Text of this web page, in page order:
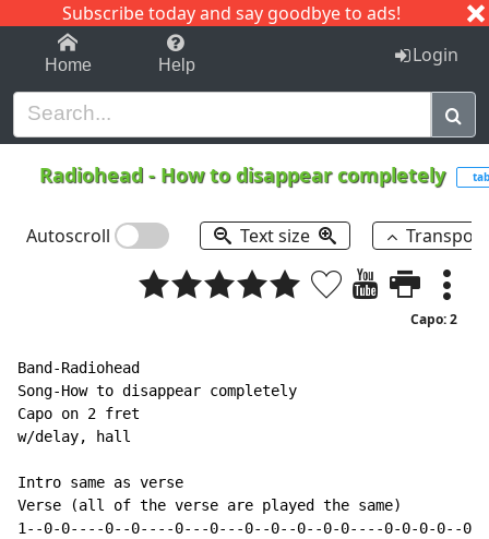
Subscribe today and say goodbye to ads!
1-9 C I J
Home Help Login
Radiohead - How to disappear completely
Autoscroll Text size
Capo: 2
Band-Radiohead
Song-How to disappear completely
Capo on 2 fret
w/delay, hall
Intro same as verse
Verse (all of the verse are played the same)
1--0-0----0--0----0---0---0--0--0--0-0----0-0-0-0--0-